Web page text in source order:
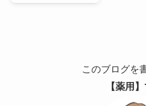
このブログを
【薬用